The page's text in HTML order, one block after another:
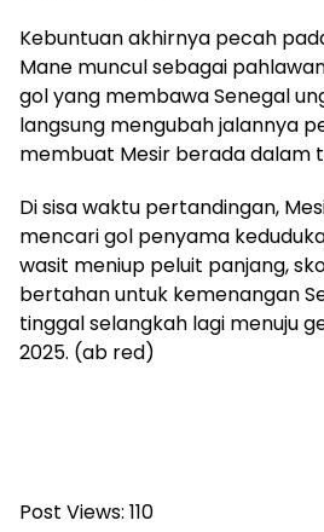
Kebuntuan akhirnya pecah
Mane muncul sebagai
gol yang membawa Senegal
langsung mengubah jalannya
membuat Mesir berada dalam
Di sisa waktu pertandingan,
mencari gol penyama
wasit meniup peluit panjang,
bertahan untuk kemenangan
tinggal selangkah lagi menuju
2025. (ab red)
Post Views: 110